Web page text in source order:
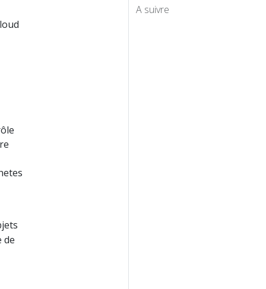
A suivre
de